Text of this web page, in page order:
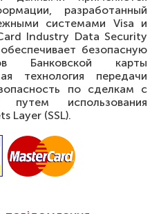
разработанный
системами Visa и
Industry Data Security
безопасную
Банковской карты
технология передачи
по сделкам с
путем использования
Layer (SSL).